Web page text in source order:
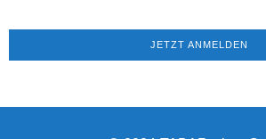
JETZT ANMELDEN